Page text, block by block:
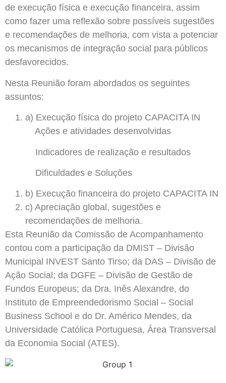
de execução física e execução financeira, assim
como fazer uma reflexão sobre possíveis sugestões
e recomendações de melhoria, com vista a potenciar
os mecanismos de integração social para públicos
desfavorecidos.
Nesta Reunião foram abordados os seguintes
assuntos:
a) Execução física do projeto CAPACITA IN
Ações e atividades desenvolvidas
Indicadores de realização e resultados
Dificuldades e Soluções
b) Execução financeira do projeto CAPACITA IN
c) Apreciação global, sugestões e
recomendações de melhoria.
Esta Reunião da Comissão de Acompanhamento
contou com a participação da DMIST – Divisão
Municipal INVEST Santo Tirso; da DAS – Divisão de
Ação Social; da DGFE – Divisão de Gestão de
Fundos Europeus; da Dra. Inês Alexandre, do
Instituto de Empreendedorismo Social – Social
Business School e do Dr. Américo Mendes, da
Universidade Católica Portuguesa, Área Transversal
da Economia Social (ATES).